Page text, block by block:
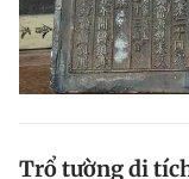
Trổ tường di